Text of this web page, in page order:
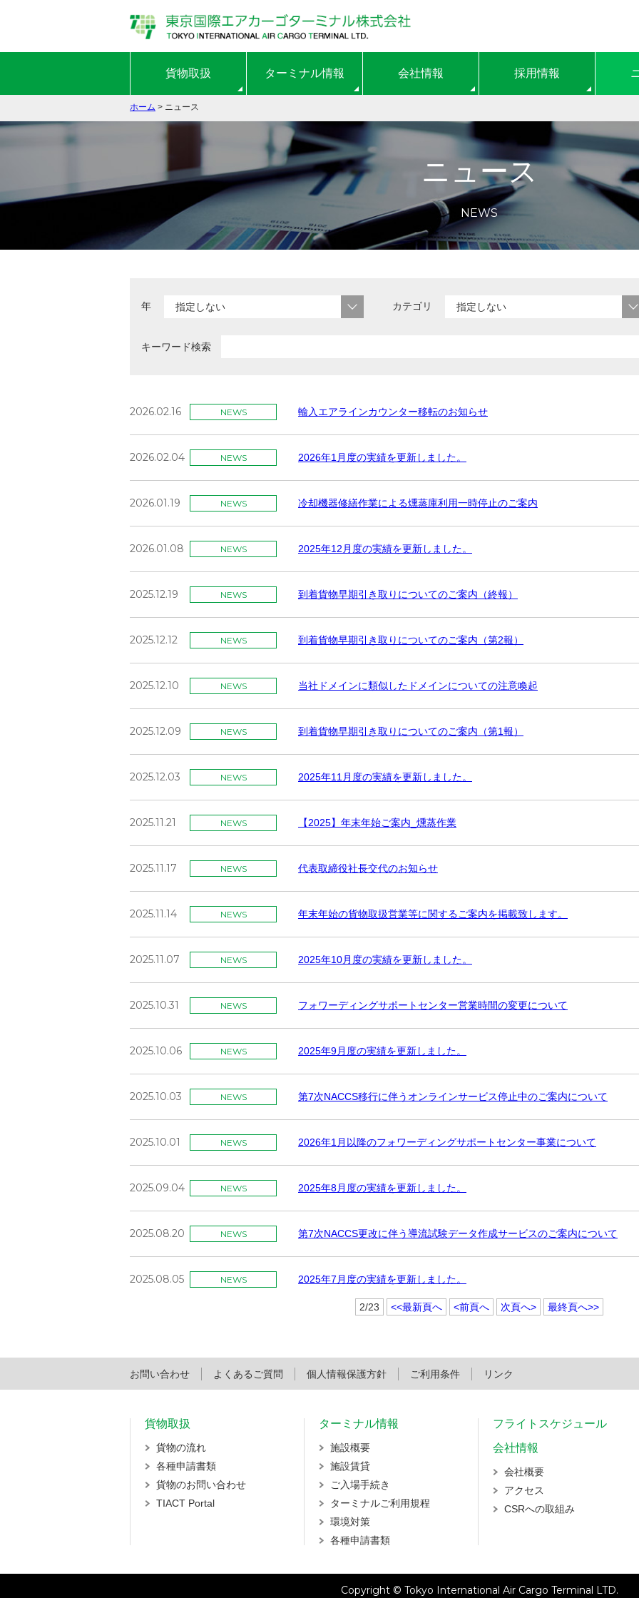
貨物取扱 ターミナル情報 会社情報 採用情報
ホーム > ニュース
ニュース
NEWS
年 カテゴリ
キーワード検索
2026.02.16 NEWS 輸入エアラインカウンター移転のお知らせ
2026.02.04 NEWS 2026年1月度の実績を更新しました。
2026.01.19 NEWS 冷却機器修繕作業による燻蒸庫利用一時停止のご案内
2026.01.08 NEWS 2025年12月度の実績を更新しました。
2025.12.19 NEWS 到着貨物早期引き取りについてのご案内（終報）
2025.12.12 NEWS 到着貨物早期引き取りについてのご案内（第2報）
2025.12.10 NEWS 当社ドメインに類似したドメインについての注意喚起
2025.12.09 NEWS 到着貨物早期引き取りについてのご案内（第1報）
2025.12.03 NEWS 2025年11月度の実績を更新しました。
2025.11.21 NEWS 【2025】年末年始ご案内_燻蒸作業
2025.11.17 NEWS 代表取締役社長交代のお知らせ
2025.11.14 NEWS 年末年始の貨物取扱営業等に関するご案内を掲載致します。
2025.11.07 NEWS 2025年10月度の実績を更新しました。
2025.10.31 NEWS フォワーディングサポートセンター営業時間の変更について
2025.10.06 NEWS 2025年9月度の実績を更新しました。
2025.10.03 NEWS 第7次NACCS移行に伴うオンラインサービス停止中のご案内について
2025.10.01 NEWS 2026年1月以降のフォワーディングサポートセンター事業について
2025.09.04 NEWS 2025年8月度の実績を更新しました。
2025.08.20 NEWS 第7次NACCS更改に伴う導流試験データ作成サービスのご案内について
2025.08.05 NEWS 2025年7月度の実績を更新しました。
2/23 <<最新頁へ <前頁へ 次頁へ> 最終頁へ>>
お問い合わせ よくあるご質問 個人情報保護方針 ご利用条件 リンク
貨物取扱
貨物の流れ
各種申請書類
貨物のお問い合わせ
TIACT Portal
ターミナル情報
施設概要
施設賃貸
ご入場手続き
ターミナルご利用規程
環境対策
各種申請書類
フライトスケジュール
会社情報
会社概要
アクセス
CSRへの取組み
Copyright © Tokyo International Air Cargo Terminal LTD.